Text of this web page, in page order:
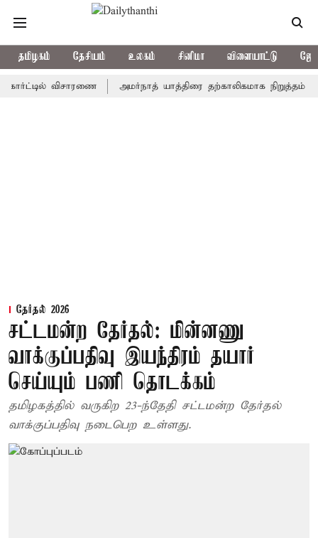
தமிழகம் தேசியம் உலகம் சினிமா விளையாட்டு
விசாரணை அமர்நாத் யாத்திரை தற்காலிகமாக நிறுத்தம்
தேர்தல் 2026
சட்டமன்ற தேர்தல்: மின்னணு
வாக்குப்பதிவு இயந்திரம் தயார்
செய்யும் பணி தொடக்கம்
தமிழகத்தில் வருகிற 23-ந்தேதி சட்டமன்ற தேர்தல்
வாக்குப்பதிவு நடைபெற உள்ளது.